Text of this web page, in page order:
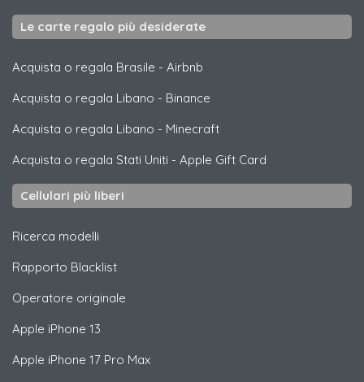
Le carte regalo più desiderate
Acquista o regala Brasile - Airbnb
Acquista o regala Libano - Binance
Acquista o regala Libano - Minecraft
Acquista o regala Stati Uniti - Apple Gift Card
Cellulari più liberi
Ricerca modelli
Rapporto Blacklist
Operatore originale
Apple iPhone 13
Apple iPhone 17 Pro Max